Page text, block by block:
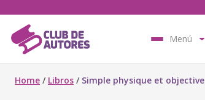
Menú
Home / Libros / Simple physique et objective